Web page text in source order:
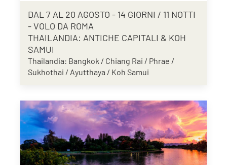
DAL 7 AL 20 AGOSTO - 14 GIORNI / 11 NOTTI
- VOLO DA ROMA
THAILANDIA: ANTICHE CAPITALI & KOH
SAMUI
Thailandia: Bangkok / Chiang Rai / Phrae /
Sukhothai / Ayutthaya / Koh Samui